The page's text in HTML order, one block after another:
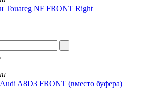
Touareg NF FRONT Right
A8D3 FRONT (вместо буфера)